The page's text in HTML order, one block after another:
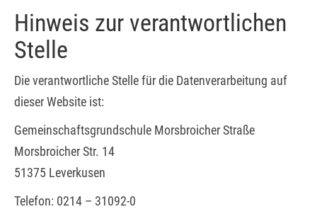
Hinweis zur verantwortlichen
Stelle
Die verantwortliche Stelle für die Datenverarbeitung auf
dieser Website ist:
Gemeinschaftsgrundschule Morsbroicher Straße
Morsbroicher Str. 14
51375 Leverkusen
Telefon: 0214 – 31092-0